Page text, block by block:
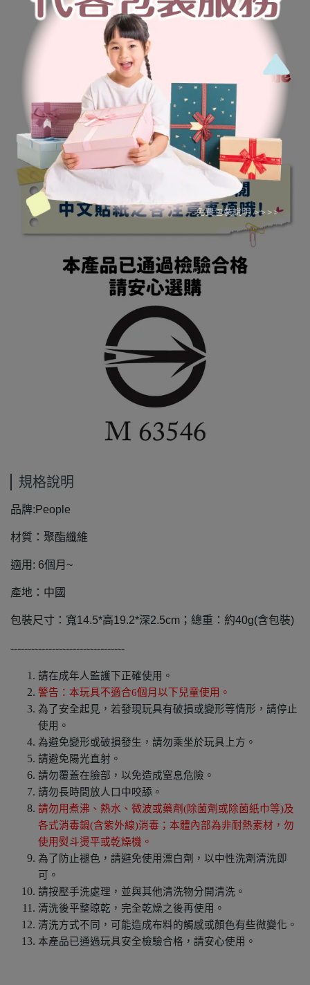
●本體尺寸：寬18*高25.5cm●
規格說明
品牌:People
材質： 聚酯纖維
適用: 6個月~
產地：中國
包裝尺寸：寬14.5*高19.2*深2.5cm；總重：約40g(含包裝)
---------------------------------
請在成年人監護下正確使用。
警告：本玩具不適合6個月以下兒童使用。
為了安全起見，若發現玩具有破損或變形等情形，請停止
使用。
為避免變形或破損發生，請勿乘坐於玩具上方。
請避免陽光直射。
請勿覆蓋在臉部，以免造成窒息危險。
請勿長時間放人口中咬舔。
請勿用煮沸、熱水、微波或藥劑(除菌劑或除菌紙巾等)及
各式消毒鍋(含紫外線)消毒；本體內部為非耐熱素材，勿
使用熨斗燙平或乾燥機。
為了防止褪色，請避免使用漂白劑，以中性洗劑清洗即
可。
請按壓手洗處理，並與其他清洗物分開清洗。
清洗後平整晾乾，完全乾燥之後再使用。
清洗方式不同，可能造成布料的觸感或顏色有些微變化。
本產品已通過玩具安全檢驗合格，請安心使用。